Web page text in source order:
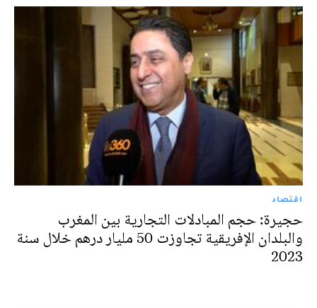
اقتصاد
حجيرة: حجم المبادلات التجارية بين المغرب
والبلدان الإفريقية تجاوزت 50 مليار درهم خلال سنة
2023